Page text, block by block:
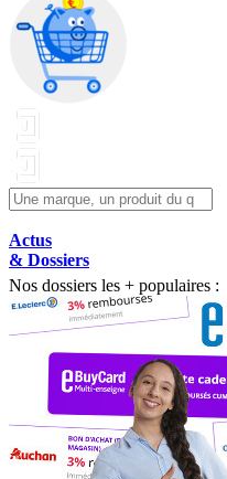
Actus
& Dossiers
Nos dossiers les + populaires :